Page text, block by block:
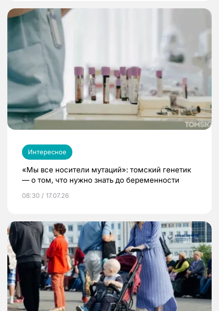
Интересное
«Мы все носители мутаций»: томский генетик
— о том, что нужно знать до беременности
08:30 / 17.07.26